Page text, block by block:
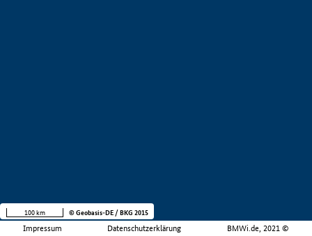
Impressum Datenschutzerklärung BMWi.de, 2021 ©
100 km © Geobasis-DE / BKG 2015